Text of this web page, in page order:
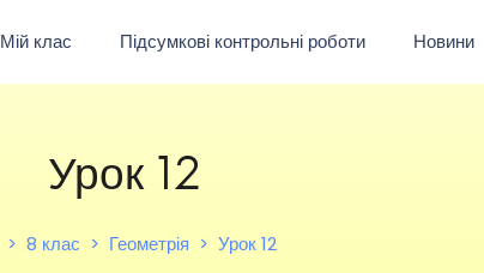
Мій клас Підсумкові контрольні роботи Новини
Урок 12
8 клас Геометрія Урок 12